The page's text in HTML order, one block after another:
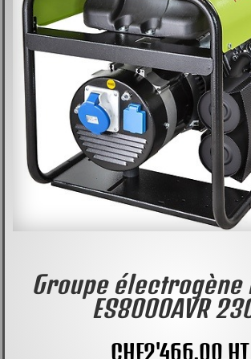
Groupe électrogène
ES8000AVR
CHF2'466.00 HT